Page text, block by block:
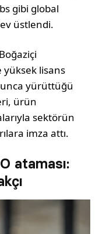
gibi global
üstlendi.
yüksek lisans
yürüttüğü
ürün
sektörün
imza attı.
ataması: